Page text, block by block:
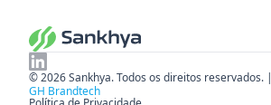
© 2026 Sankhya. Todos os direitos reservados.
GH Brandtech